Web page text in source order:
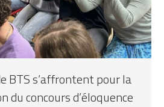
BTS s’affrontent pour la
du concours d’éloquence